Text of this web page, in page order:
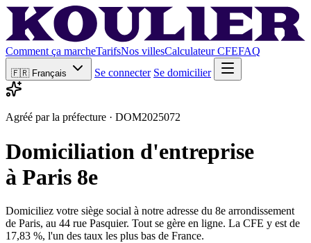
Comment ça marcheTarifsNos villesCalculateur CFEFAQ
🇫🇷 Français Se connecter Se domicilier
Agréé par la préfecture · DOM2025072
Domiciliation d'entreprise
à Paris 8e
Domiciliez votre siège social à notre adresse du 8e arrondissement
de Paris, au 44 rue Pasquier. Tout se gère en ligne. La CFE y est de
17,83 %, l'un des taux les plus bas de France.